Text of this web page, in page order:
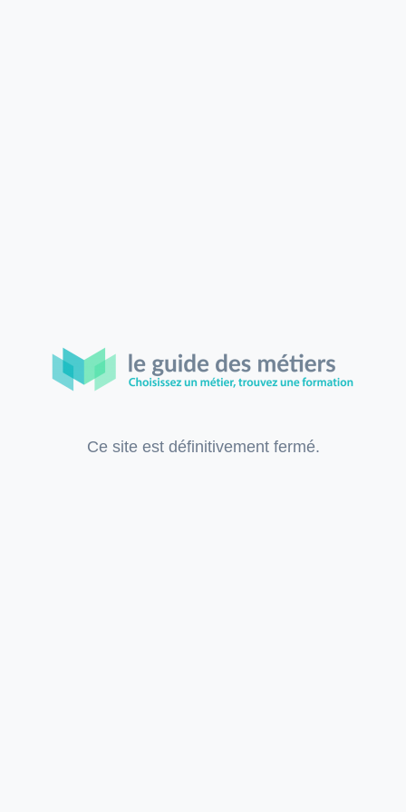
Ce site est définitivement fermé.